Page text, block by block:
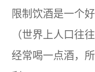
限制饮酒是一个
（世界上人口往
经常喝一点酒，